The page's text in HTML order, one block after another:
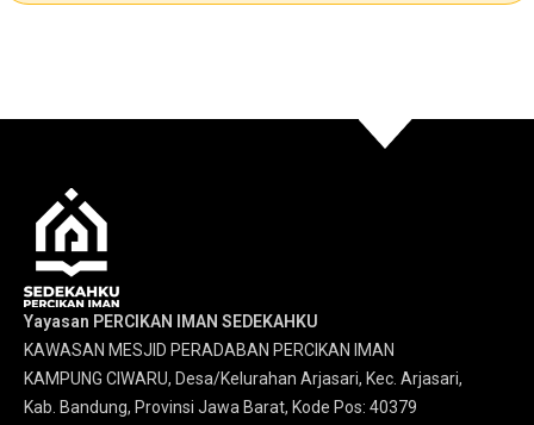
Yayasan PERCIKAN IMAN SEDEKAHKU
KAWASAN MESJID PERADABAN PERCIKAN IMAN
KAMPUNG CIWARU, Desa/Kelurahan Arjasari, Kec. Arjasari,
Kab. Bandung, Provinsi Jawa Barat, Kode Pos: 40379